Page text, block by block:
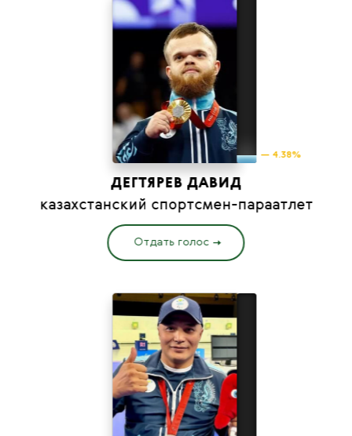
— 4.38%
ДЕГТЯРЕВ ДАВИД
казахстанский спортсмен-параатлет
Отдать голос